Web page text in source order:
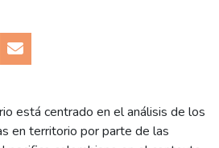
está centrado en el análisis de los
en territorio por parte de las